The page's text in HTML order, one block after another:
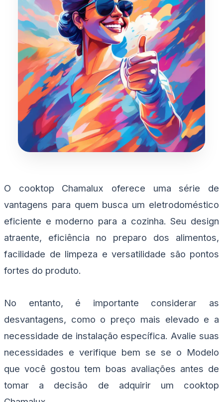
O cooktop Chamalux oferece uma série de
vantagens para quem busca um eletrodoméstico
eficiente e moderno para a cozinha. Seu design
atraente, eficiência no preparo dos alimentos,
facilidade de limpeza e versatilidade são pontos
fortes do produto.
No entanto, é importante considerar as
desvantagens, como o preço mais elevado e a
necessidade de instalação específica. Avalie suas
necessidades e verifique bem se se o Modelo
que você gostou tem boas avaliações antes de
tomar a decisão de adquirir um cooktop